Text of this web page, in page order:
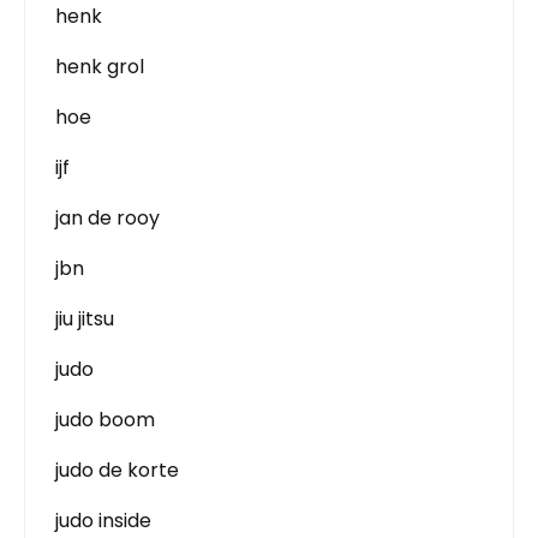
henk
henk grol
hoe
ijf
jan de rooy
jbn
jiu jitsu
judo
judo boom
judo de korte
judo inside